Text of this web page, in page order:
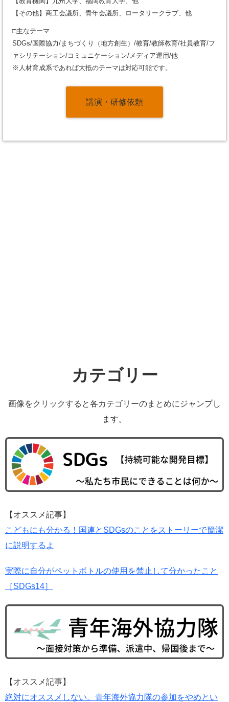
【その他】商工会議所、青年会議所、ロータリークラブ、他
□主なテーマ
SDGs/国際協力/まちづくり（地方創生）/教育/教師教育/社員教育/フ
ァシリテーション/コミュニケーション/メディア運用/他
※人材育成系であれば大抵のテーマは対応可能です。
講演・研修依頼
カテゴリー
画像をクリックすると各カテゴリーのまとめにジャンプし
ます。
【オススメ記事】
こどもにも分かる！国連とSDGsのことをストーリーで簡潔
に説明するよ
実際に自分がペットボトルの使用を禁止して分かったこと
［SDGs14］
【オススメ記事】
絶対にオススメしない。青年海外協力隊の参加をやめとい